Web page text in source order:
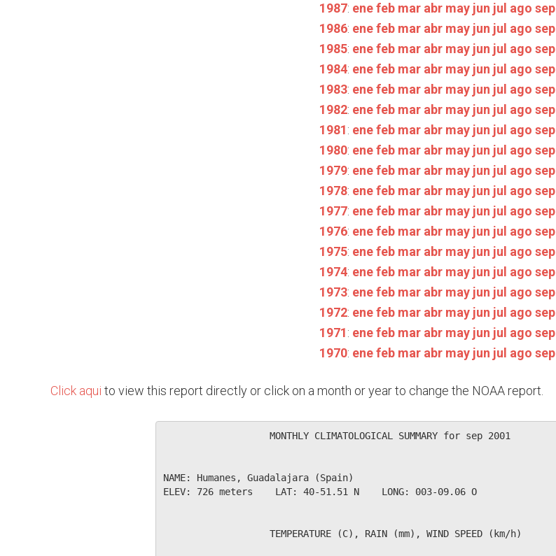
1987: ene feb mar abr may jun jul ago sep
1986: ene feb mar abr may jun jul ago sep
1985: ene feb mar abr may jun jul ago sep
1984: ene feb mar abr may jun jul ago sep
1983: ene feb mar abr may jun jul ago sep
1982: ene feb mar abr may jun jul ago sep
1981: ene feb mar abr may jun jul ago sep
1980: ene feb mar abr may jun jul ago sep
1979: ene feb mar abr may jun jul ago sep
1978: ene feb mar abr may jun jul ago sep
1977: ene feb mar abr may jun jul ago sep
1976: ene feb mar abr may jun jul ago sep
1975: ene feb mar abr may jun jul ago sep
1974: ene feb mar abr may jun jul ago sep
1973: ene feb mar abr may jun jul ago sep
1972: ene feb mar abr may jun jul ago sep
1971: ene feb mar abr may jun jul ago sep
1970: ene feb mar abr may jun jul ago sep
Click aqui to view this report directly or click on a month or year to change the NOAA report.
                   MONTHLY CLIMATOLOGICAL SUMMARY for sep 2001
NAME: Humanes, Guadalajara (Spain)
ELEV: 726 meters    LAT: 40-51.51 N    LONG: 003-09.06 O
                   TEMPERATURE (C), RAIN (mm), WIND SPEED (km/h)